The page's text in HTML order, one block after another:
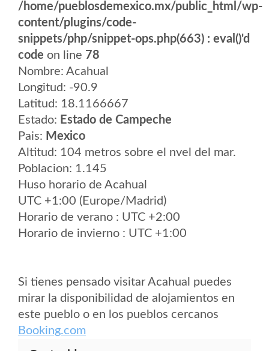
/home/pueblosdemexico.mx/public_html/wp-
content/plugins/code-
snippets/php/snippet-ops.php(663) : eval()'d
code on line 78
Nombre: Acahual
Longitud: -90.9
Latitud: 18.1166667
Estado: Estado de Campeche
Pais: Mexico
Altitud: 104 metros sobre el nvel del mar.
Poblacion: 1.145
Huso horario de Acahual
UTC +1:00 (Europe/Madrid)
Horario de verano : UTC +2:00
Horario de invierno : UTC +1:00
Si tienes pensado visitar Acahual puedes
mirar la disponibilidad de alojamientos en
este pueblo o en los pueblos cercanos
Booking.com